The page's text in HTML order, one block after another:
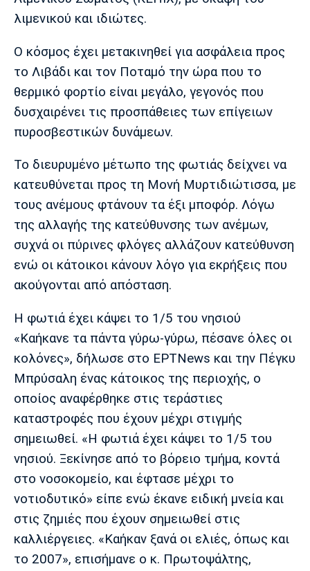
λιμενικού και ιδιώτες.
Ο κόσμος έχει μετακινηθεί για ασφάλεια προς
το Λιβάδι και τον Ποταμό την ώρα που το
θερμικό φορτίο είναι μεγάλο, γεγονός που
δυσχαιρένει τις προσπάθειες των επίγειων
πυροσβεστικών δυνάμεων.
Το διευρυμένο μέτωπο της φωτιάς δείχνει να
κατευθύνεται προς τη Μονή Μυρτιδιώτισσα, με
τους ανέμους φτάνουν τα έξι μποφόρ. Λόγω
της αλλαγής της κατεύθυνσης των ανέμων,
συχνά οι πύρινες φλόγες αλλάζουν κατεύθυνση
ενώ οι κάτοικοι κάνουν λόγο για εκρήξεις που
ακούγονται από απόσταση.
Η φωτιά έχει κάψει το 1/5 του νησιού
«Καήκανε τα πάντα γύρω-γύρω, πέσανε όλες οι
κολόνες», δήλωσε στο ΕΡΤΝews και την Πέγκυ
Μπρύσαλη ένας κάτοικος της περιοχής, ο
οποίος αναφέρθηκε στις τεράστιες
καταστροφές που έχουν μέχρι στιγμής
σημειωθεί. «Η φωτιά έχει κάψει το 1/5 του
νησιού. Ξεκίνησε από το βόρειο τμήμα, κοντά
στο νοσοκομείο, και έφτασε μέχρι το
νοτιοδυτικό» είπε ενώ έκανε ειδική μνεία και
στις ζημιές που έχουν σημειωθεί στις
καλλιέργειες. «Καήκαν ξανά οι ελιές, όπως και
το 2007», επισήμανε ο κ. Πρωτοψάλτης,